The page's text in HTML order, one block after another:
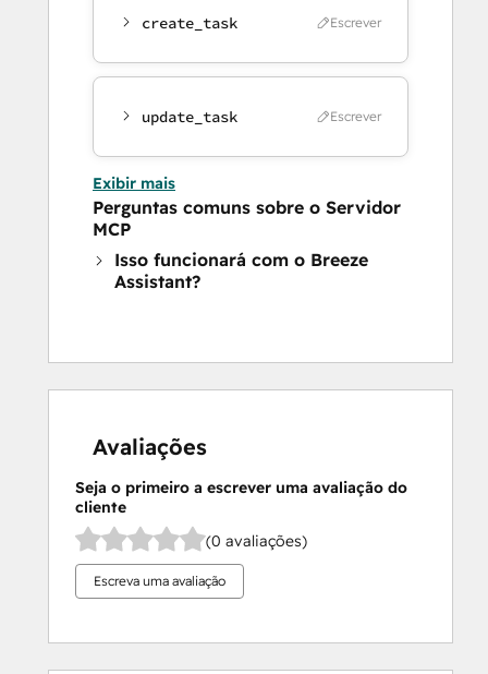
create_task Escrever
update_task Escrever
Exibir mais
Perguntas comuns sobre o Servidor
MCP
Isso funcionará com o Breeze
Assistant?
Avaliações
Seja o primeiro a escrever uma avaliação do
cliente
(0 avaliações)
Escreva uma avaliação